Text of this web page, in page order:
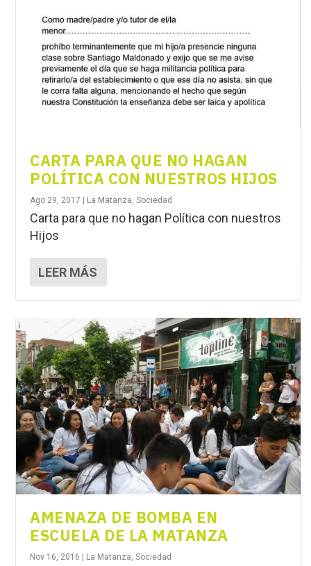
CARTA PARA QUE NO HAGAN
POLÍTICA CON NUESTROS HIJOS
Ago 29, 2017 La Matanza,Sociedad
Carta para que no hagan Política con nuestros
Hijos
LEER MÁS
AMENAZA DE BOMBA EN
ESCUELA DE LA MATANZA
Nov 16, 2016 | La Matanza,Sociedad